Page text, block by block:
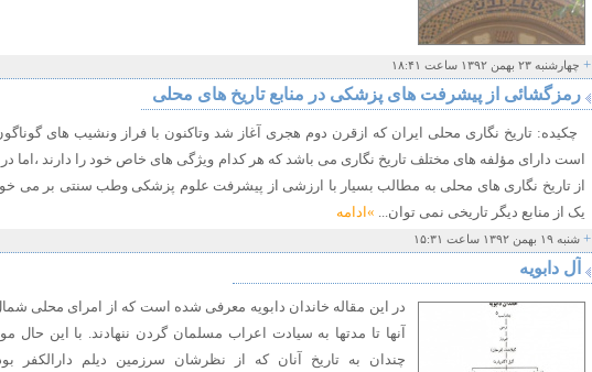
+ چهارشنبه ۲۳ بهمن ۱۳۹۲ ساعت ۱۸:۴۱
رمزگشائی از پیشرفت های پزشکی در منابع تاریخ های محلی
چکیده: تاریخ نگاری محلی ایران که ازقرن دوم هجری آغاز شد وتاکنون با فراز ونشیب های
است دارای مؤلفه های مختلف تاریخ نگاری می باشد که هر کدام ویژگی های خاص خود را دارند ،اما در
از تاریخ نگاری های محلی به مطالب بسیار با ارزشی از پیشرفت علوم پزشکی وطب سنتی بر می
یک از منابع دیگر تاریخی نمی توان... »ادامه
+ شنبه ۱۹ بهمن ۱۳۹۲ ساعت ۱۵:۳۱
آل دابویه
در این مقاله خاندان دابویه معرفی شده است که از امرای محلی
آنها تا مدتها به سیادت اعراب مسلمان گردن ننهادند. با این حال
چندان به تاریخ آنان که از نظرشان سرزمین دیلم دارالکفر